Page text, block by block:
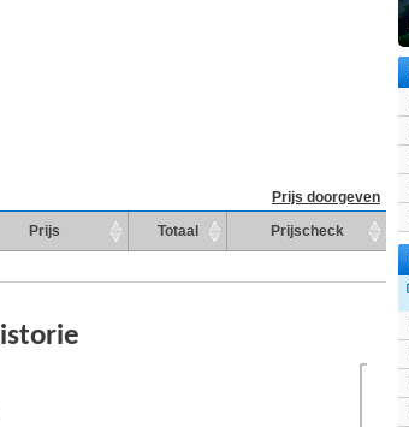
Prijs doorgeven
Prijs Totaal Prijscheck